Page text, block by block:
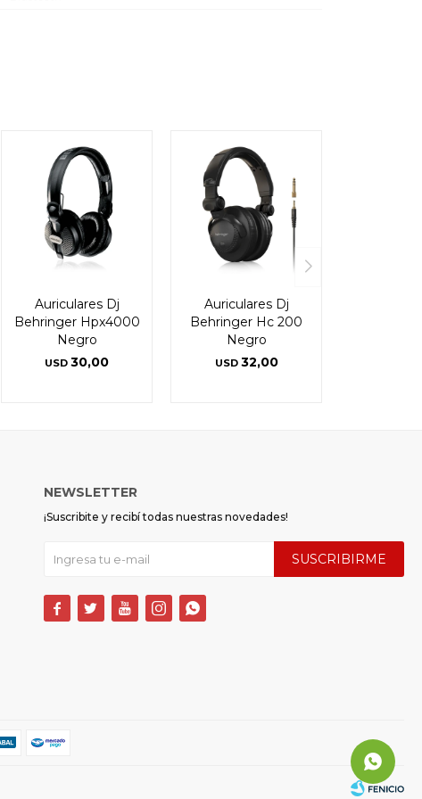
Auriculares Dj
Behringer Hpx4000
Negro
USD 30,00
Auriculares Dj
Behringer Hc 200
Negro
USD 32,00
NEWSLETTER
¡Suscribite y recibí todas nuestras novedades!
SUSCRIBIRME
    